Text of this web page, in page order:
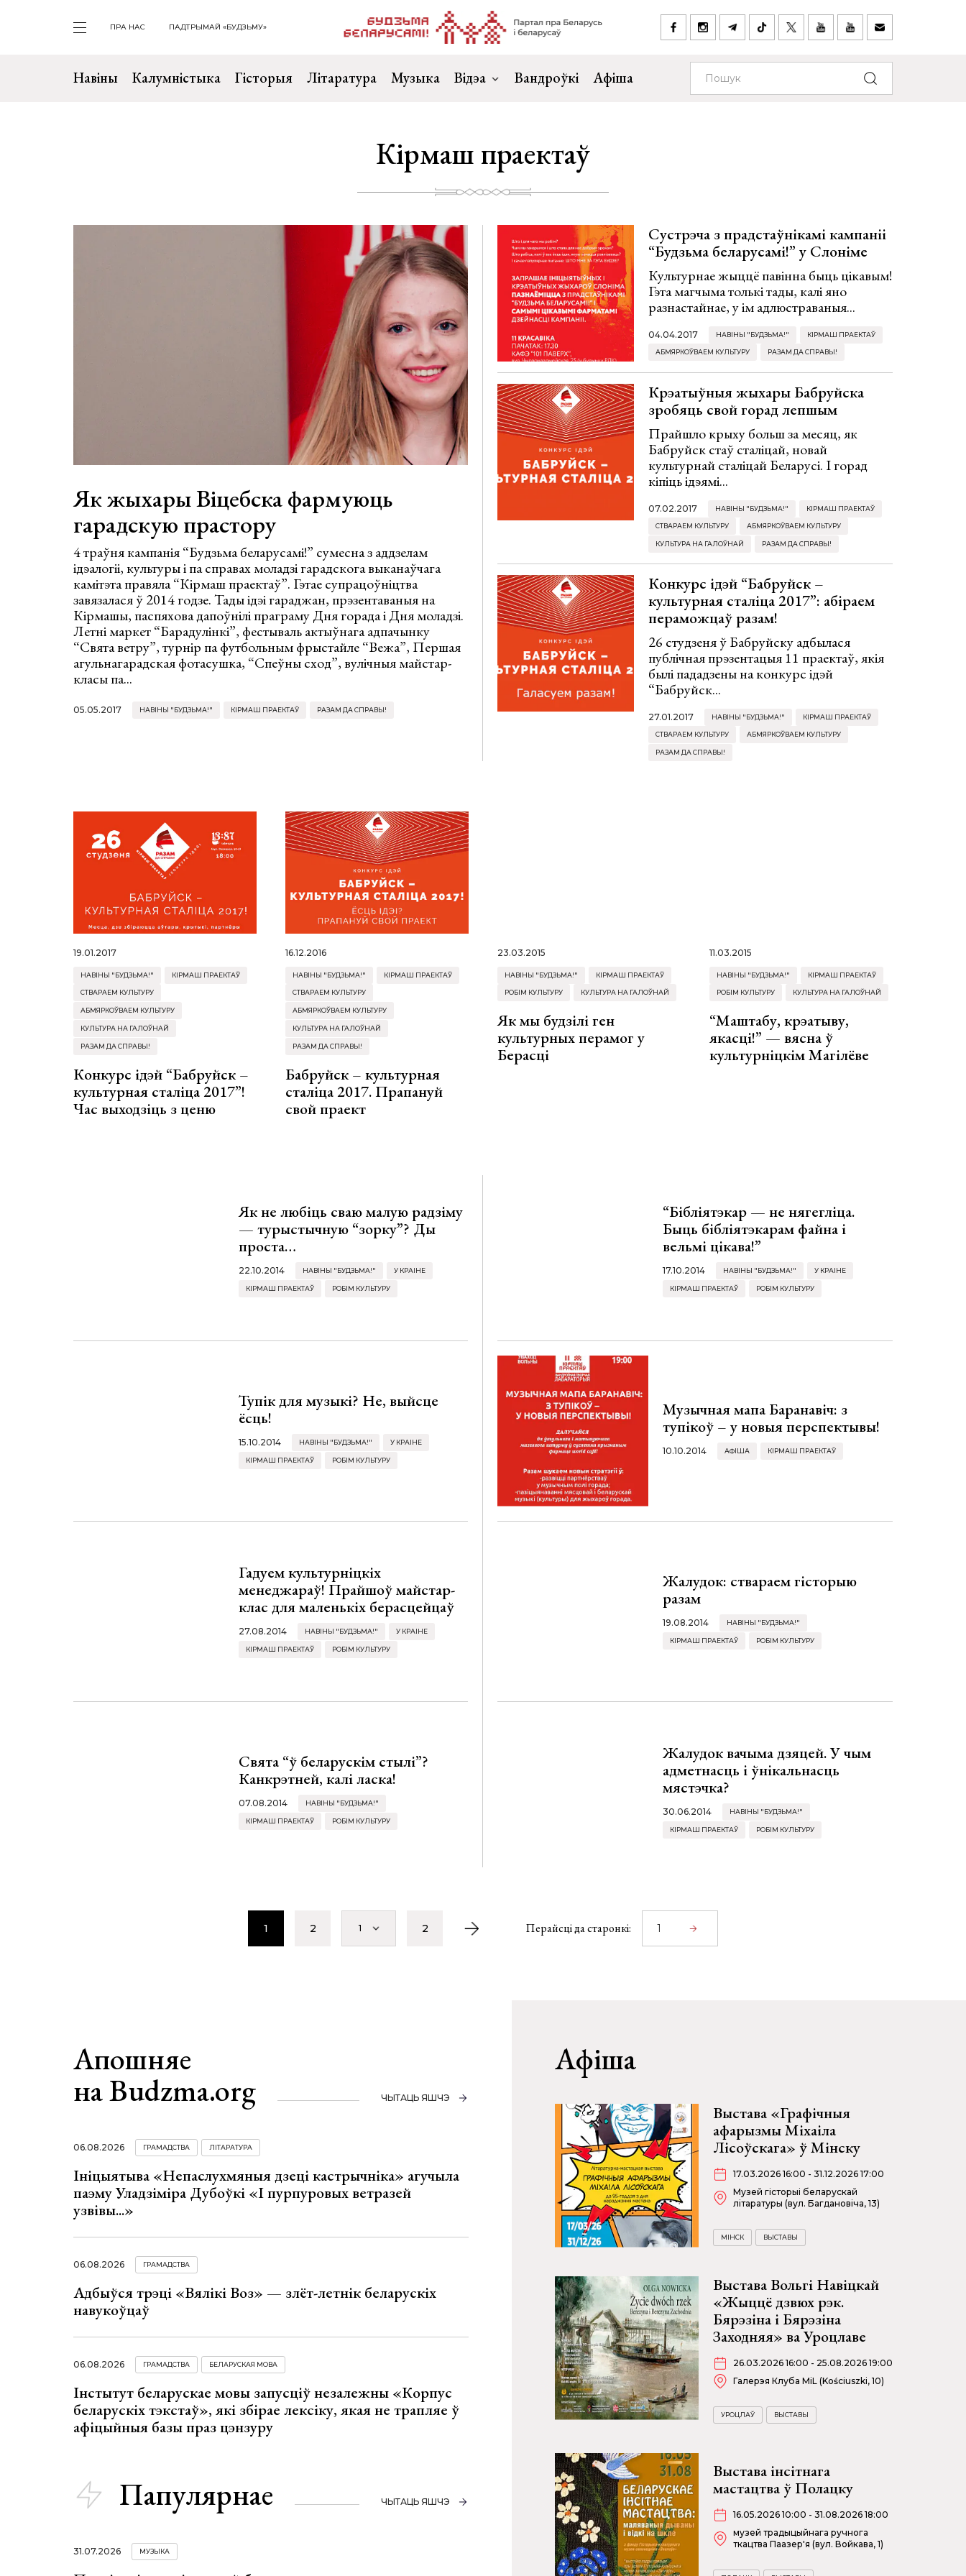
ПРА НАС ПАДТРЫМАЙ «БУДЗЬМУ»
Навіны Калумністыка Гісторыя Літаратура Музыка Відэа Вандроўкі Афіша
Кірмаш праектаў
Як жыхары Віцебска фармуюць
гарадскую прастору
4 траўня кампанія “Будзьма беларусамі!” сумесна з аддзелам
ідэалогіі, культуры і па справах моладзі гарадскога выканаўчага
камітэта правяла “Кірмаш праектаў”. Гэтае супрацоўніцтва
завязалася ў 2014 годзе. Тады ідэі гараджан, прэзентаваныя на
Кірмашы, паспяхова дапоўнілі праграму Дня горада і Дня моладзі.
Летні маркет “Барадулінкі”, фестываль актыўнага адпачынку
“Свята ветру”, турнір па футбольным фрыстайле “Вежа”, Першая
агульнагарадская фотасушка, “Спеўны сход”, вулічныя майстар-
класы па...
05.05.2017 НАВІНЫ "БУДЗЬМА!" КІРМАШ ПРАЕКТАЎ РАЗАМ ДА СПРАВЫ!
Сустрэча з прадстаўнікамі кампаніі
“Будзьма беларусамі!” у Слоніме
Культурнае жыццё павінна быць цікавым!
Гэта магчыма толькі тады, калі яно
разнастайнае, у ім адлюстраваныя...
04.04.2017 НАВІНЫ "БУДЗЬМА!" КІРМАШ ПРАЕКТАЎ
АБМЯРКОЎВАЕМ КУЛЬТУРУ РАЗАМ ДА СПРАВЫ!
Крэатыўныя жыхары Бабруйска
зробяць свой горад лепшым
Прайшло крыху больш за месяц, як
Бабруйск стаў сталіцай, новай
культурнай сталіцай Беларусі. І горад
кіпіць ідэямі...
07.02.2017 НАВІНЫ "БУДЗЬМА!" КІРМАШ ПРАЕКТАЎ
СТВАРАЕМ КУЛЬТУРУ АБМЯРКОЎВАЕМ КУЛЬТУРУ
КУЛЬТУРА НА ГАЛОЎНАЙ РАЗАМ ДА СПРАВЫ!
Конкурс ідэй “Бабруйск –
культурная сталіца 2017”: абіраем
пераможцаў разам!
26 студзеня ў Бабруйску адбылася
публічная прэзентацыя 11 праектаў, якія
былі пададзены на конкурс ідэй
“Бабруйск...
27.01.2017 НАВІНЫ "БУДЗЬМА!" КІРМАШ ПРАЕКТАЎ
СТВАРАЕМ КУЛЬТУРУ АБМЯРКОЎВАЕМ КУЛЬТУРУ
РАЗАМ ДА СПРАВЫ!
19.01.2017
НАВІНЫ "БУДЗЬМА!" КІРМАШ ПРАЕКТАЎ
СТВАРАЕМ КУЛЬТУРУ
АБМЯРКОЎВАЕМ КУЛЬТУРУ
КУЛЬТУРА НА ГАЛОЎНАЙ
РАЗАМ ДА СПРАВЫ!
Конкурс ідэй “Бабруйск –
культурная сталіца 2017”!
Час выходзіць з ценю
16.12.2016
НАВІНЫ "БУДЗЬМА!" КІРМАШ ПРАЕКТАЎ
СТВАРАЕМ КУЛЬТУРУ
АБМЯРКОЎВАЕМ КУЛЬТУРУ
КУЛЬТУРА НА ГАЛОЎНАЙ
РАЗАМ ДА СПРАВЫ!
Бабруйск – культурная
сталіца 2017. Прапануй
свой праект
23.03.2015
НАВІНЫ "БУДЗЬМА!" КІРМАШ ПРАЕКТАЎ
РОБІМ КУЛЬТУРУ КУЛЬТУРА НА ГАЛОЎНАЙ
Як мы будзілі ген
культурных перамог у
Берасці
11.03.2015
НАВІНЫ "БУДЗЬМА!" КІРМАШ ПРАЕКТАЎ
РОБІМ КУЛЬТУРУ КУЛЬТУРА НА ГАЛОЎНАЙ
“Маштабу, крэатыву,
якасці!” — вясна ў
культурніцкім Магілёве
Як не любіць сваю малую радзіму
— турыстычную “зорку”? Ды
проста…
22.10.2014 НАВІНЫ "БУДЗЬМА!" У КРАІНЕ
КІРМАШ ПРАЕКТАЎ РОБІМ КУЛЬТУРУ
“Бібліятэкар — не нягегліца.
Быць бібліятэкарам файна і
вельмі цікава!”
17.10.2014 НАВІНЫ "БУДЗЬМА!" У КРАІНЕ
КІРМАШ ПРАЕКТАЎ РОБІМ КУЛЬТУРУ
Тупік для музыкі? Не, выйсце
ёсць!
15.10.2014 НАВІНЫ "БУДЗЬМА!" У КРАІНЕ
КІРМАШ ПРАЕКТАЎ РОБІМ КУЛЬТУРУ
Музычная мапа Баранавіч: з
тупікоў – у новыя перспектывы!
10.10.2014 АФІША КІРМАШ ПРАЕКТАЎ
Гадуем культурніцкіх
менеджараў! Прайшоў майстар-
клас для маленькіх берасцейцаў
27.08.2014 НАВІНЫ "БУДЗЬМА!" У КРАІНЕ
КІРМАШ ПРАЕКТАЎ РОБІМ КУЛЬТУРУ
Жалудок: ствараем гісторыю
разам
19.08.2014 НАВІНЫ "БУДЗЬМА!"
КІРМАШ ПРАЕКТАЎ РОБІМ КУЛЬТУРУ
Свята “ў беларускім стылі”?
Канкрэтней, калі ласка!
07.08.2014 НАВІНЫ "БУДЗЬМА!"
КІРМАШ ПРАЕКТАЎ РОБІМ КУЛЬТУРУ
Жалудок вачыма дзяцей. У чым
адметнасць і ўнікальнасць
мястэчка?
30.06.2014 НАВІНЫ "БУДЗЬМА!"
КІРМАШ ПРАЕКТАЎ РОБІМ КУЛЬТУРУ
1 2 1 2 Перайсці да старонкі:
Апошняе
на Budzma.org
ЧЫТАЦЬ ЯШЧЭ
06.08.2026 ГРАМАДСТВА ЛІТАРАТУРА
Ініцыятыва «Непаслухмяныя дзеці кастрычніка» агучыла
паэму Уладзіміра Дубоўкі «І пурпуровых ветразей
узвівы...»
06.08.2026 ГРАМАДСТВА
Адбыўся трэці «Вялікі Воз» — злёт-летнік беларускіх
навукоўцаў
06.08.2026 ГРАМАДСТВА БЕЛАРУСКАЯ МОВА
Інстытут беларускае мовы запусціў незалежны «Корпус
беларускіх тэкстаў», які збірае лексіку, якая не трапляе ў
афіцыйныя базы праз цэнзуру
Папулярнае ЧЫТАЦЬ ЯШЧЭ
31.07.2026 МУЗЫКА
Афіша
Выстава «Графічныя
афарызмы Міхаіла
Лісоўскага» ў Мінску
17.03.2026 16:00 - 31.12.2026 17:00
Музей гісторыі беларускай
літаратуры (вул. Багдановіча, 13)
МІНСК ВЫСТАВЫ
Выстава Вольгі Навіцкай
«Жыццё дзвюх рэк.
Бярэзіна і Бярэзіна
Заходняя» ва Уроцлаве
26.03.2026 16:00 - 25.08.2026 19:00
Галерэя Клуба MiL (Kościuszki, 10)
УРОЦЛАЎ ВЫСТАВЫ
Выстава інсітнага
мастацтва ў Полацку
16.05.2026 10:00 - 31.08.2026 18:00
музей традыцыйнага ручнога
ткацтва Паазер'я (вул. Войкава, 1)